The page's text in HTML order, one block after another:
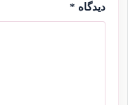
دیدگاه *